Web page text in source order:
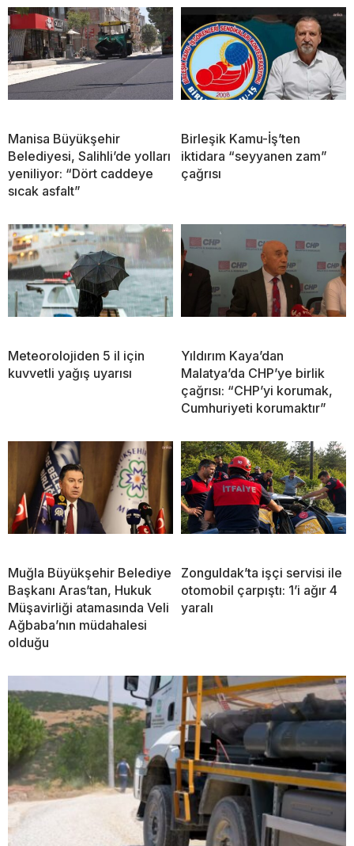
Manisa Büyükşehir
Belediyesi, Salihli’de yolları
yeniliyor: “Dört caddeye
sıcak asfalt”
Birleşik Kamu-İş’ten
iktidara “seyyanen zam”
çağrısı
Meteorolojiden 5 il için
kuvvetli yağış uyarısı
Yıldırım Kaya’dan
Malatya’da CHP’ye birlik
çağrısı: “CHP’yi korumak,
Cumhuriyeti korumaktır”
Muğla Büyükşehir Belediye
Başkanı Aras’tan, Hukuk
Müşavirliği atamasında Veli
Ağbaba’nın müdahalesi
olduğu
Zonguldak’ta işçi servisi ile
otomobil çarpıştı: 1’i ağır 4
yaralı